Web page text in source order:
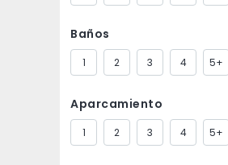
Baños
1 2 3 4 5+
Aparcamiento
1 2 3 4 5+